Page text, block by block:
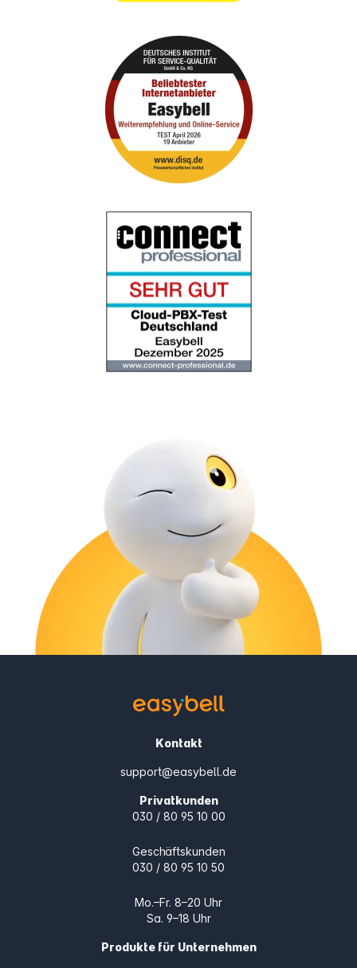
Kontakt
support@easybell.de
Privatkunden
030 / 80 95 10 00
Geschäftskunden
030 / 80 95 10 50
Mo.–Fr. 8–20 Uhr
Sa. 9–18 Uhr
Produkte für Unternehmen